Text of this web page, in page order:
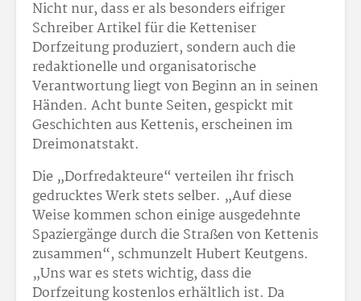
Nicht nur, dass er als besonders eifriger
Schreiber Artikel für die Ketteniser
Dorfzeitung produziert, sondern auch die
redaktionelle und organisatorische
Verantwortung liegt von Beginn an in seinen
Händen. Acht bunte Seiten, gespickt mit
Geschichten aus Kettenis, erscheinen im
Dreimonatstakt.
Die „Dorfredakteure“ verteilen ihr frisch
gedrucktes Werk stets selber. „Auf diese
Weise kommen schon einige ausgedehnte
Spaziergänge durch die Straßen von Kettenis
zusammen“, schmunzelt Hubert Keutgens.
„Uns war es stets wichtig, dass die
Dorfzeitung kostenlos erhältlich ist. Da